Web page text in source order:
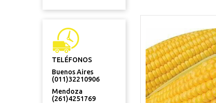
TELÉFONOS
Buenos Aires
(011)32210906
Mendoza
(261)4251769